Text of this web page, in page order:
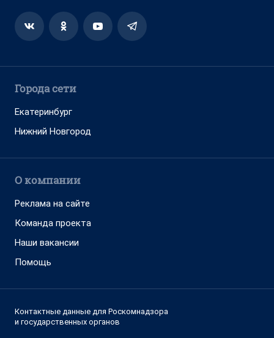
Города сети
Екатеринбург
Нижний Новгород
О компании
Реклама на сайте
Команда проекта
Наши вакансии
Помощь
Контактные данные для Роскомнадзора
и государственных органов